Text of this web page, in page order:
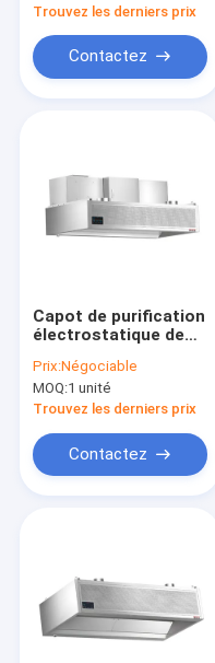
Vidéos
Trouvez les derniers prix
Contactez
Capot de purification
électrostatique de
(avec ventilateur de
1500 mm de
longueur)
Prix:Négociable
MOQ:1 unité
Trouvez les derniers prix
Contactez